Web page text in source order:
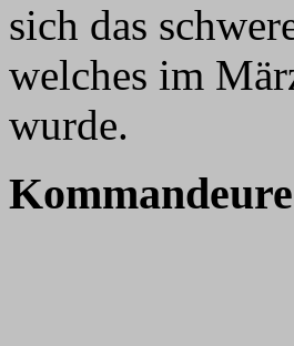
sich das
welches im
wurde.